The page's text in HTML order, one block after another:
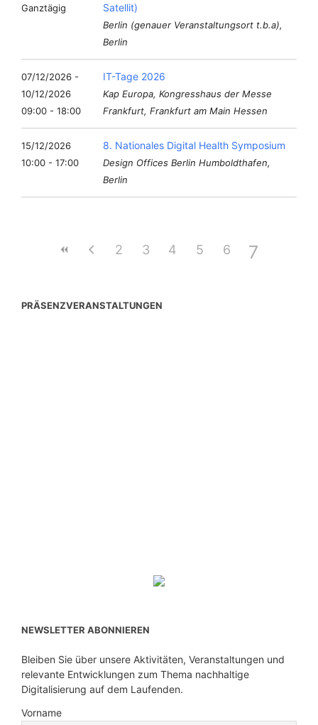
Ganztägig
Satellit)
Berlin (genauer Veranstaltungsort t.b.a),
Berlin
07/12/2026 -
10/12/2026
09:00 - 18:00
IT-Tage 2026
Kap Europa, Kongresshaus der Messe
Frankfurt, Frankfurt am Main Hessen
15/12/2026
10:00 - 17:00
8. Nationales Digital Health Symposium
Design Offices Berlin Humboldthafen,
Berlin
2 3 4 5 6 7
PRÄSENZVERANSTALTUNGEN
NEWSLETTER ABONNIEREN
Bleiben Sie über unsere Aktivitäten, Veranstaltungen und
relevante Entwicklungen zum Thema nachhaltige
Digitalisierung auf dem Laufenden.
Vorname